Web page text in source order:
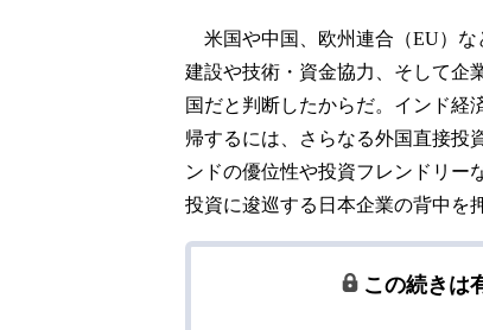
米国や中国、欧州連合（EU）な
建設や技術・資金協力、そして企
国だと判断したからだ。インド経
帰するには、さらなる外国直接投
ンドの優位性や投資フレンドリー
投資に逡巡する日本企業の背中を
この続きは